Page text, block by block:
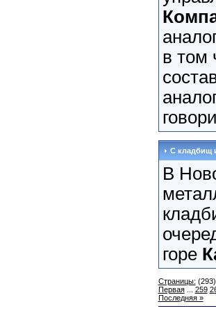
в том
С кладбищ
В
горе
Страницы: (293)
Первая... 259
Последняя »